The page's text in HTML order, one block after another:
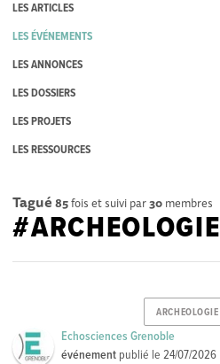
LES ARTICLES
LES ÉVÉNEMENTS
LES ANNONCES
LES DOSSIERS
LES PROJETS
LES RESSOURCES
Tagué 85fois et suivi par30 membres
#ARCHEOLOGIE
ARCHEOLOGIE
Echosciences Grenoble
événement publié le24/07/2026